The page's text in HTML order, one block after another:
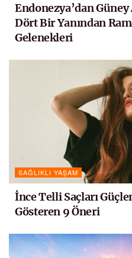
Endonezya’dan
Dört Bir Yanından
Gelenekleri
SAĞLIKLI YAŞAM
İnce Telli Saçları
Gösteren 9 Öneri